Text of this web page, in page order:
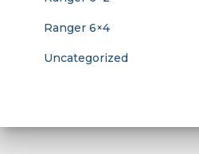
Ranger 6×4
Uncategorized